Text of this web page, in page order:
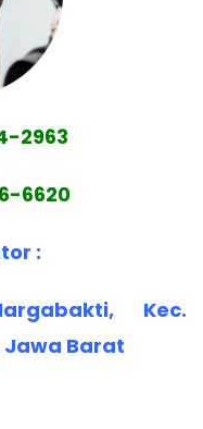
2963
6620
:
Kec.
Barat